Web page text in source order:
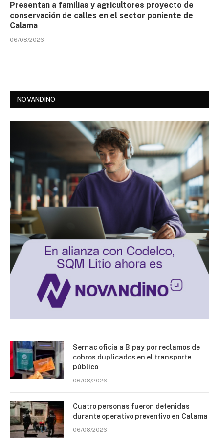
Presentan a familias y agricultores proyecto de
conservación de calles en el sector poniente de
Calama
06/08/2026
NOVANDINO
Sernac oficia a Bipay por reclamos de
cobros duplicados en el transporte
público
06/08/2026
Cuatro personas fueron detenidas
durante operativo preventivo en Calama
06/08/2026